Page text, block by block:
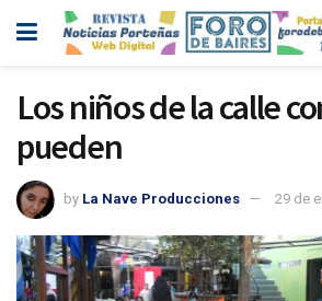
Los niños de la calle
pueden
by La Nave Producciones 29 de